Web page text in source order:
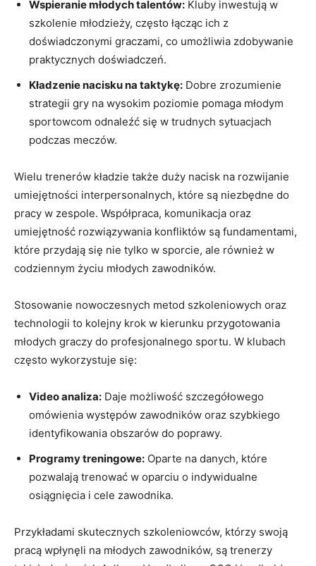
Wspieranie młodych talentów: Kluby inwestują w
szkolenie ‌młodzieży, często łącząc ich z⁢
doświadczonymi graczami, co umożliwia zdobywanie
praktycznych doświadczeń.
Kładzenie nacisku na taktykę: Dobre zrozumienie
strategii gry na wysokim poziomie pomaga ⁤młodym
⁢sportowcom odnaleźć się w ‌trudnych sytuacjach
podczas meczów.
Wielu trenerów kładzie także duży nacisk na rozwijanie
‍umiejętności‌ interpersonalnych, które są niezbędne do
pracy w zespole. Współpraca, komunikacja ‍oraz
umiejętność rozwiązywania konfliktów‌ są fundamentami,
które przydają się nie ⁢tylko ​w sporcie, ale również w
⁢codziennym życiu młodych‌ zawodników.
Stosowanie nowoczesnych metod szkoleniowych oraz
⁣technologii ‌to kolejny krok w‌ kierunku przygotowania
młodych graczy do profesjonalnego sportu. W klubach
często wykorzystuje się:
Video analiza: Daje ⁢możliwość⁤ szczegółowego
omówienia występów zawodników oraz ‌szybkiego
identyfikowania‌ obszarów do⁤ poprawy.
Programy treningowe: Oparte na danych, które
pozwalają trenować w oparciu o indywidualne⁤
osiągnięcia i cele zawodnika.
Przykładami skutecznych ⁢szkoleniowców, którzy swoją
pracą wpłynęli na młodych zawodników, są trenerzy